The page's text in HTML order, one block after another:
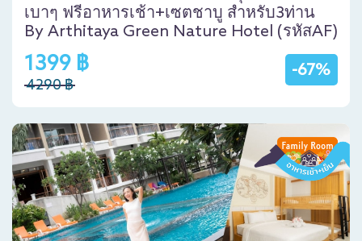
เบาๆ ฟรีอาหารเช้า+เซตชาบู สำหรับ3ท่าน
By Arthitaya Green Nature Hotel (รหัสAF)
-67%
1399 ฿
4290 ฿